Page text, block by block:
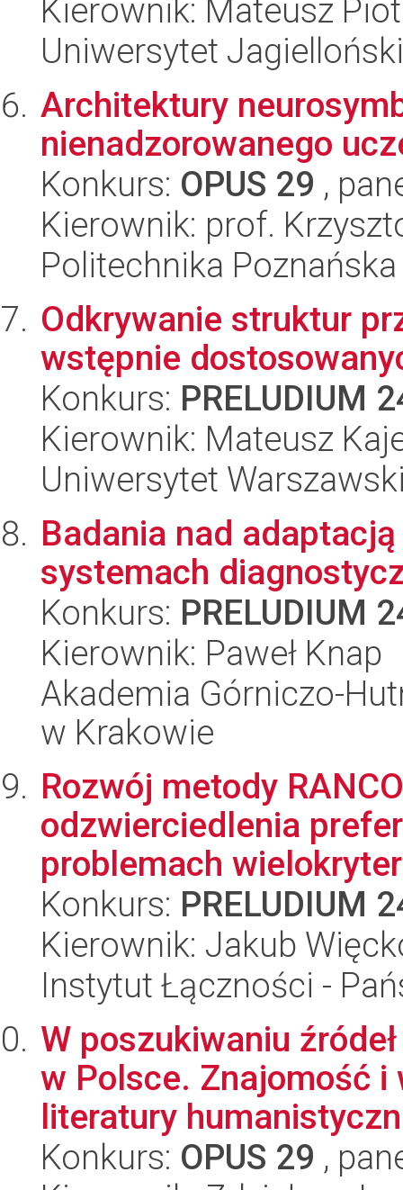
Kierownik: Mateusz
Uniwersytet Jagielloński
Architektury
nienadzorowanego
Konkurs: OPUS 29 ,
Kierownik: prof.
Politechnika Poznańska
Odkrywanie struktur
wstępnie
Konkurs: PRELUDIUM
Kierownik: Mateusz
Uniwersytet
Badania nad
systemach
Konkurs: PRELUDIUM
Kierownik: Paweł Knap
Akademia Górniczo-
w Krakowie
Rozwój metody
odzwierciedlenia
problemach
Konkurs: PRELUDIUM
Kierownik: Jakub
Instytut Łączności -
W poszukiwaniu
w Polsce. Znajomość i
literatury
Konkurs: OPUS 29 ,